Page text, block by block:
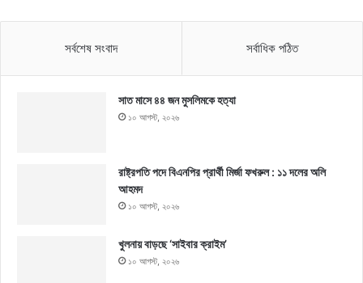
সর্বশেষ সংবাদ সর্বাধিক পঠিত
সাত মাসে ৪৪ জন মুসলিমকে হত্যা
১০ আগস্ট, ২০২৬
রাষ্ট্রপতি পদে বিএনপির প্রার্থী মির্জা ফখরুল : ১১ দলের অলি
আহমদ
১০ আগস্ট, ২০২৬
খুলনায় বাড়ছে ‘সাইবার ক্রাইম’
১০ আগস্ট, ২০২৬